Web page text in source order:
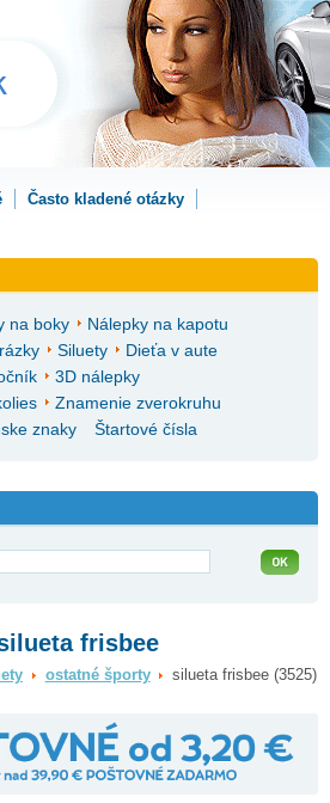
Často kladené otázky
na boky
Nálepky na kapotu
Siluety
Dieťa v aute
3D nálepky
Znamenie zverokruhu
znaky Štartové čísla
frisbee
ostatné športy silueta frisbee (3525)